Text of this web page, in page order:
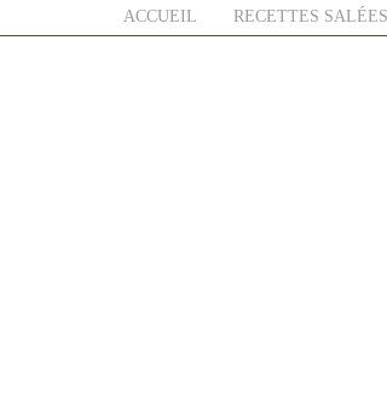
ACCUEIL RECETTES SALÉES